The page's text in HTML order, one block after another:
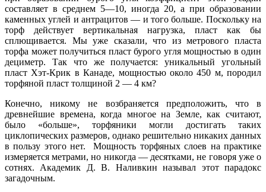
составляет в среднем 5—10, иногда 20, а при образовании
каменных углей и антрацитов — и того больше. Поскольку на
торф действует вертикальная нагрузка, пласт как бы
сплющивается. Мы уже сказали, что из метрового пласта
торфа может получиться пласт бурого угля мощностью в один
дециметр. Так что же получается: уникальный угольный
пласт Хэт-Крик в Канаде, мощностью около 450 м, породил
торфяной пласт толщиной 2 — 4 км?
Конечно, никому не возбраняется предположить, что в
древнейшие времена, когда многое на Земле, как считают,
было «больше», торфяники могли достигать таких
циклопических размеров, однако решительно никаких данных
в пользу этого нет. Мощность торфяных слоев на практике
измеряется метрами, но никогда — десятками, не говоря уже о
сотнях. Академик Д. В. Наливкин называл этот парадокс
загадочным.